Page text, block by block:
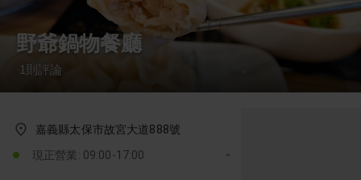
野爺鍋物餐廳
1 則評論
嘉義縣太保市故宮大道888號
現正營業: 09:00-17:00